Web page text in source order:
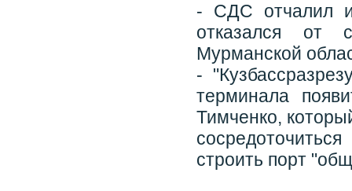
- СДС отчалил
отказался от
Мурманской
-
терминала
Тимченко,
строить порт